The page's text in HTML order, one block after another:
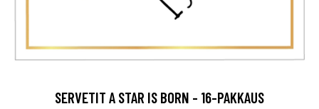
SERVETIT A STAR IS BORN - 16-PAKKAUS